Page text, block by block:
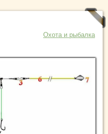
Охота и рыбалка